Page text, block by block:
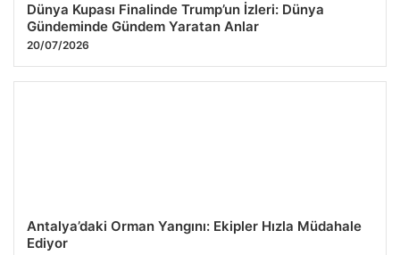
Dünya Kupası Finalinde Trump’un İzleri: Dünya
Gündeminde Gündem Yaratan Anlar
20/07/2026
Antalya’daki Orman Yangını: Ekipler Hızla Müdahale
Ediyor